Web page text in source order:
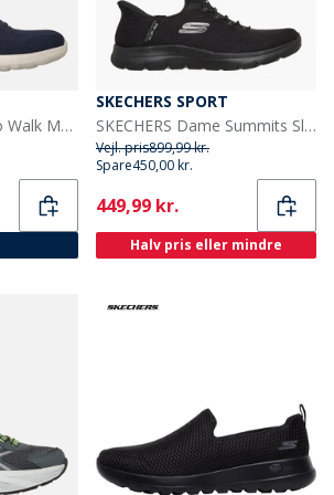
SKECHERS Herre Go Walk Max Maddoxx Sneakers Navy
SKECHERS SPORT
SKECHERS Dame Summits Slip-in Dream Chaser Sneakers Sort
Vejl. pris899,99 kr.
Spare450,00 kr.
Current
449,99 kr.
Halv pris eller mindre